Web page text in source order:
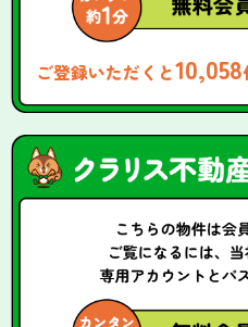
ご登録いただくと10,058